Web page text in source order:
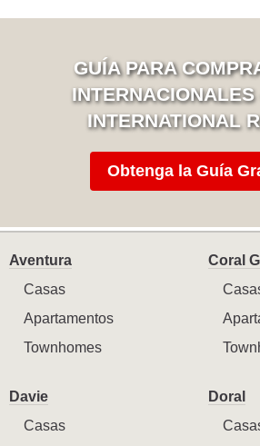
GUÍA PARA
INTERNATIONAL
Obtenga la Guía
Aventura
Casas
Apartamentos
Townhomes
Coral
Davie
Casas
Doral